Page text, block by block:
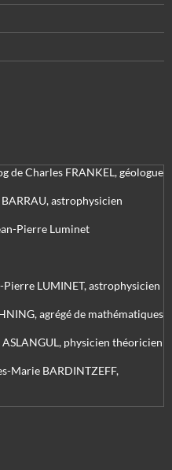
de Charles FRANKEL, géologue
astrophysicien
Pierre Luminet
Pierre LUMINET, astrophysicien
agrégé de mathématiques
physicien théoricien
Marie BARDINTZEFF,